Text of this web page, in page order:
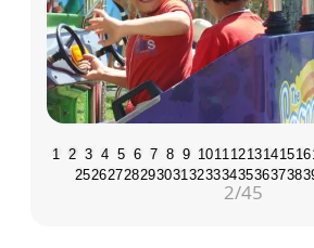
1 2 3 4 5 6 7 8 9 1011 1213141516
25262728293031 32333435363738
2/45